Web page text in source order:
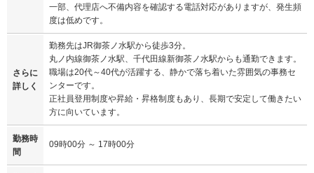
一部、代理店へ不備内容を確認する電話対応がありますが、発生頻
度は低めです。
さらに
詳しく
勤務先はJR御茶ノ水駅から徒歩3分。
丸ノ内線御茶ノ水駅、千代田線新御茶ノ水駅からも通勤できます。
職場は20代～40代が活躍する、静かで落ち着いた雰囲気の事務セ
ンターです。
正社員登用制度や昇給・昇格制度もあり、長期で安定して働きたい
方に向いています。
勤務時
間
09時00分 ～ 17時00分